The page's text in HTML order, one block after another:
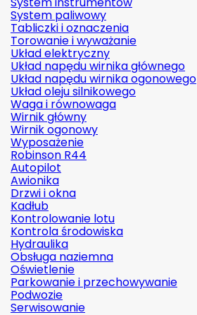
System paliwowy
Tabliczki i oznaczenia
Torowanie i wyważanie
Układ elektryczny
Układ napędu wirnika głównego
Układ napędu wirnika ogonowego
Układ oleju silnikowego
Waga i równowaga
Wirnik główny
Wirnik ogonowy
Wyposażenie
Robinson R44
Autopilot
Awionika
Drzwi i okna
Kadłub
Kontrolowanie lotu
Kontrola środowiska
Hydraulika
Obsługa naziemna
Oświetlenie
Parkowanie i przechowywanie
Podwozie
Serwisowanie